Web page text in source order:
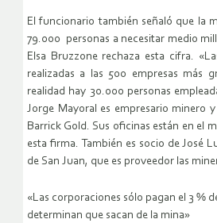
El funcionario también señaló que la
79.000 personas a necesitar medio
Elsa Bruzzone rechaza esta cifra.
realizadas a las 500 empresas más
realidad hay 30.000 personas
Jorge Mayoral es empresario minero
Barrick Gold. Sus oficinas están en el
esta firma. También es socio de José
de San Juan, que es proveedor las
«Las corporaciones sólo pagan el 3 %
determinan que sacan de la mina»